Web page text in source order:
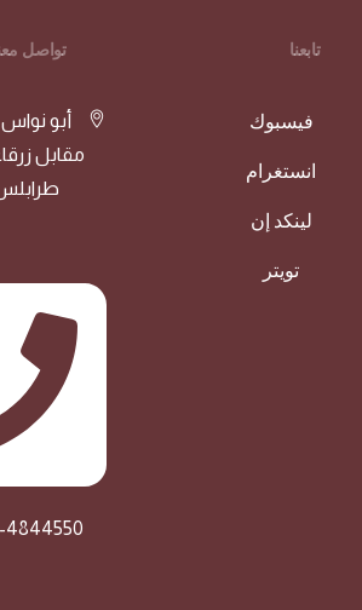
تابعنا
فيسبوك
انستغرام
لينكد إن
تويتر
تواصل
طرابلس
4844550